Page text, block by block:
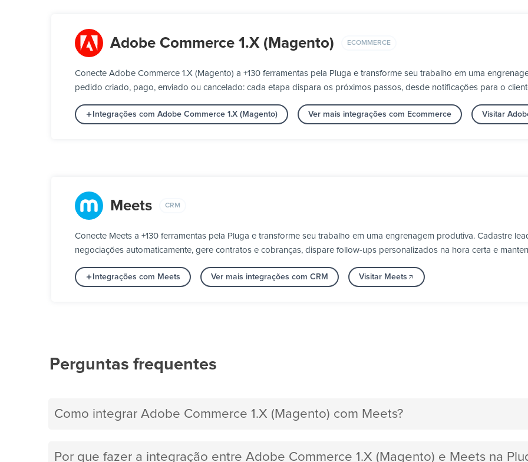
Adobe Commerce 1.X (Magento) ECOMMERCE
Conecte Adobe Commerce 1.X (Magento) a +130 ferramentas pela Pluga e transforme seu trabalho em uma
pedido criado, pago, enviado ou cancelado: cada etapa dispara os próximos passos, desde notificações para o
Integrações com Adobe Commerce 1.X (Magento) Ver mais integrações com Ecommerce Visitar
Meets CRM
Conecte Meets a +130 ferramentas pela Pluga e transforme seu trabalho em uma engrenagem produtiva. Cadastre
negociações automaticamente, gere contratos e cobranças, dispare follow-ups personalizados na hora certa e
Integrações com Meets Ver mais integrações com CRM Visitar Meets
Perguntas frequentes
Como integrar Adobe Commerce 1.X (Magento) com Meets?
Por que fazer a integração entre Adobe Commerce 1.X (Magento) e Meets na